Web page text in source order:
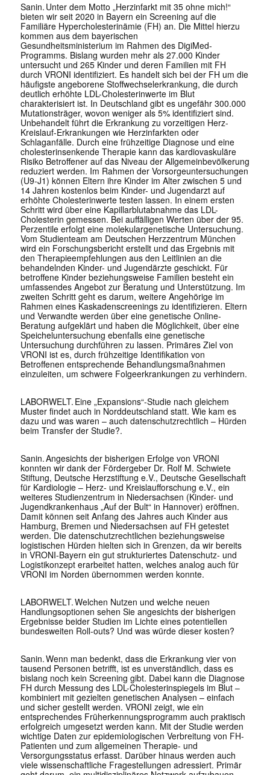
Sanin. Unter dem Motto „Herzinfarkt mit 35 ohne mich!“
bieten wir seit 2020 in Bayern ein Screening auf die
Familiäre Hypercholesterinämie (FH) an. Die Mittel hierzu
kommen aus dem bayerischen
Gesundheitsministerium im Rahmen des DigiMed-
Programms. Bislang wurden mehr als 27.000 Kinder
untersucht und 265 Kinder und deren Familien mit FH
durch VRONI identifiziert. Es handelt sich bei der FH um die
häufigste angeborene Stoffwechselerkrankung, die durch
deutlich erhöhte LDL-Cholesterinwerte im Blut
charakterisiert ist. In Deutschland gibt es ungefähr 300.000
Mutationsträger, wovon weniger als 5% identifiziert sind.
Unbehandelt führt die Erkrankung zu vorzeitigen Herz-
Kreislauf-Erkrankungen wie Herzinfarkten oder
Schlaganfälle. Durch eine frühzeitige Diagnose und eine
cholesterinsenkende Therapie kann das kardiovaskuläre
Risiko Betroffener auf das Niveau der Allgemeinbevölkerung
reduziert werden. Im Rahmen der Vorsorgeuntersuchungen
(U9-J1) können Eltern ihre Kinder im Alter zwischen 5 und
14 Jahren kostenlos beim Kinder- und Jugendarzt auf
erhöhte Cholesterinwerte testen lassen. In einem ersten
Schritt wird über eine Kapillarblutabnahme das LDL-
Cholesterin gemessen. Bei auffälligen Werten über der 95.
Perzentile erfolgt eine molekulargenetische Untersuchung.
Vom Studienteam am Deutschen Herzzentrum München
wird ein Forschungsbericht erstellt und das Ergebnis mit
den Therapieempfehlungen aus den Leitlinien an die
behandelnden Kinder- und Jugendärzte geschickt. Für
betroffene Kinder beziehungsweise Familien besteht ein
umfassendes Angebot zur Beratung und Unterstützung. Im
zweiten Schritt geht es darum, weitere Angehörige im
Rahmen eines Kaskadenscreenings zu identifizieren. Eltern
und Verwandte werden über eine genetische Online-
Beratung aufgeklärt und haben die Möglichkeit, über eine
Speicheluntersuchung ebenfalls eine genetische
Untersuchung durchführen zu lassen. Primäres Ziel von
VRONI ist es, durch frühzeitige Identifikation von
Betroffenen entsprechende Behandlungsmaßnahmen
einzuleiten, um schwere Folgeerkrankungen zu verhindern.
LABORWELT. Eine „Expansions“-Studie nach gleichem
Muster findet auch in Norddeutschland statt. Wie kam es
dazu und was waren – auch datenschutzrechtlich – Hürden
beim Transfer der Studie?.
Sanin.Angesichts der bisherigen Erfolge von VRONI
konnten wir dank der Fördergeber Dr. Rolf M. Schwiete
Stiftung, Deutsche Herzstiftung e.V., Deutsche Gesellschaft
für Kardiologie – Herz- und Kreislaufforschung e.V., ein
weiteres Studienzentrum in Niedersachsen (Kinder- und
Jugendkrankenhaus „Auf der Bult“ in Hannover) eröffnen.
Damit können seit Anfang des Jahres auch Kinder aus
Hamburg, Bremen und Niedersachsen auf FH getestet
werden. Die datenschutzrechtlichen beziehungsweise
logistischen Hürden hielten sich in Grenzen, da wir bereits
in VRONI-Bayern ein gut strukturiertes Datenschutz- und
Logistikonzept erarbeitet hatten, welches analog auch für
VRONI im Norden übernommen werden konnte.
LABORWELT. Welchen Nutzen und welche neuen
Handlungsoptionen sehen Sie angesichts der bisherigen
Ergebnisse beider Studien im Lichte eines potentiellen
bundesweiten Roll-outs? Und was würde dieser kosten?
Sanin.Wenn man bedenkt, dass die Erkrankung vier von
tausend Personen betrifft, ist es unverständlich, dass es
bislang noch kein Screening gibt. Dabei kann die Diagnose
FH durch Messung des LDL-Cholesterinspiegels im Blut –
kombiniert mit gezielten genetischen Analysen – einfach
und sicher gestellt werden. VRONI zeigt, wie ein
entsprechendes Früherkennungsprogramm auch praktisch
erfolgreich umgesetzt werden kann. Mit der Studie werden
wichtige Daten zur epidemiologischen Verbreitung von FH-
Patienten und zum allgemeinen Therapie- und
Versorgungsstatus erfasst. Darüber hinaus werden auch
viele wissenschaftliche Fragestellungen adressiert. Primär